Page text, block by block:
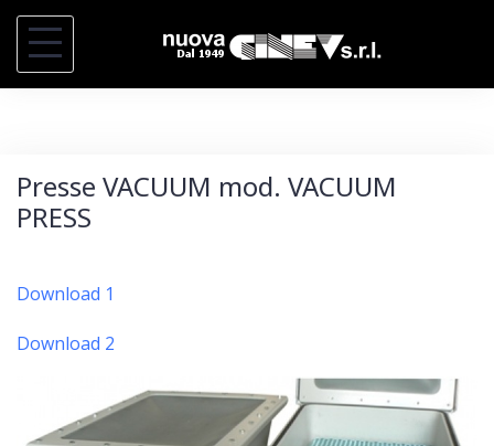
i
Presse VACUUM mod. VACUUM
PRESS
Download 1
Download 2